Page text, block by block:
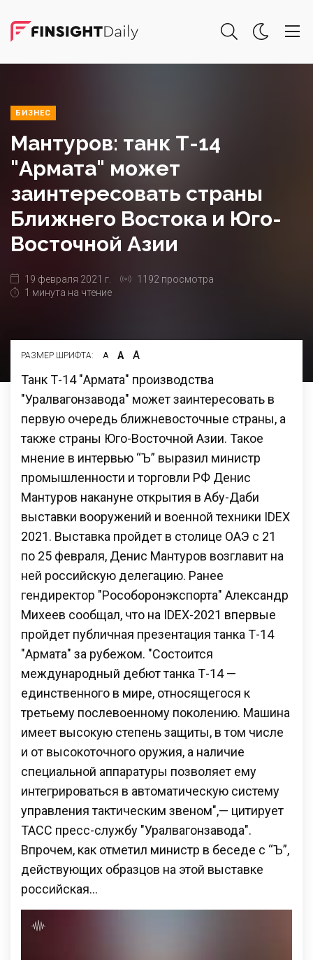
БИЗНЕС
Мантуров: танк Т-14
"Армата" может
заинтересовать страны
Ближнего Востока и Юго-
Восточной Азии
19 февраля 2021 г.
1192 просмотра
1 минута на чтение
РАЗМЕР ШРИФТА: А А А
Танк Т-14 "Армата" производства
"Уралвагонзавода" может заинтересовать в
первую очередь ближневосточные страны, а
также страны Юго-Восточной Азии. Такое
мнение в интервью “Ъ” выразил министр
промышленности и торговли РФ Денис
Мантуров накануне открытия в Абу-Даби
выставки вооружений и военной техники IDEX
2021. Выставка пройдет в столице ОАЭ с 21
по 25 февраля, Денис Мантуров возглавит на
ней российскую делегацию. Ранее
гендиректор "Рособоронэкспорта" Александр
Михеев сообщал, что на IDEX-2021 впервые
пройдет публичная презентация танка Т-14
"Армата" за рубежом. "Состоится
международный дебют танка Т-14 —
единственного в мире, относящегося к
третьему послевоенному поколению. Машина
имеет высокую степень защиты, в том числе
и от высокоточного оружия, а наличие
специальной аппаратуры позволяет ему
интегрироваться в автоматическую систему
управления тактическим звеном",— цитирует
ТАСС пресс-службу "Уралвагонзавода".
Впрочем, как отметил министр в беседе с “Ъ”,
действующих образцов на этой выставке
российская…